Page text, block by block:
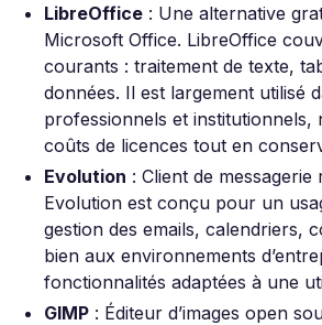
LibreOffice : Une alternative
Microsoft Office. LibreOffice
courants : traitement de texte,
données. Il est largement utilisé
professionnels et
coûts de licences tout en
Evolution : Client de
Evolution est conçu pour un
gestion des emails, calendriers,
bien aux environnements
fonctionnalités adaptées à une
GIMP : Éditeur d’images open